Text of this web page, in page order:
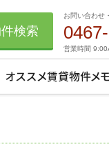
検索
お問い合わせ
営業時間